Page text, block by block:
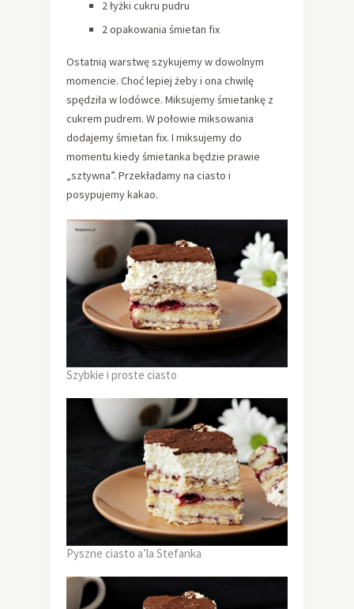
2 łyżki cukru pudru
2 opakowania śmietan fix
Ostatnią warstwę szykujemy w dowolnym
momencie. Choć lepiej żeby i ona chwilę
spędziła w lodówce. Miksujemy śmietankę z
cukrem pudrem. W połowie miksowania
dodajemy śmietan fix. I miksujemy do
momentu kiedy śmietanka będzie prawie
„sztywna”. Przekładamy na ciasto i
posypujemy kakao.
Szybkie i proste ciasto
Pyszne ciasto a’la Stefanka